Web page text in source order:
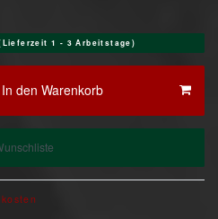
1 - 3 Arbeitstage)
In den Warenkorb